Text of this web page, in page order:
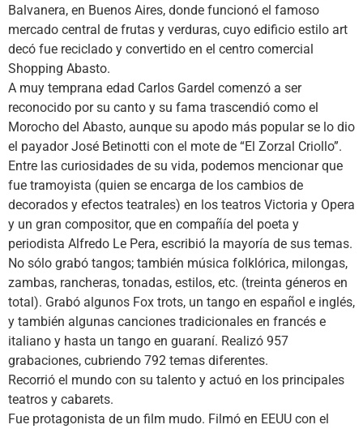
Balvanera, en Buenos Aires, donde funcionó el famoso
mercado central de frutas y verduras, cuyo edificio estilo art
decó fue reciclado y convertido en el centro comercial
Shopping Abasto.
A muy temprana edad Carlos Gardel comenzó a ser
reconocido por su canto y su fama trascendió como el
Morocho del Abasto, aunque su apodo más popular se lo dio
el payador José Betinotti con el mote de “El Zorzal Criollo”.
Entre las curiosidades de su vida, podemos mencionar que
fue tramoyista (quien se encarga de los cambios de
decorados y efectos teatrales) en los teatros Victoria y Opera
y un gran compositor, que en compañía del poeta y
periodista Alfredo Le Pera, escribió la mayoría de sus temas.
No sólo grabó tangos; también música folklórica, milongas,
zambas, rancheras, tonadas, estilos, etc. (treinta géneros en
total). Grabó algunos Fox trots, un tango en español e inglés,
y también algunas canciones tradicionales en francés e
italiano y hasta un tango en guaraní. Realizó 957
grabaciones, cubriendo 792 temas diferentes.
Recorrió el mundo con su talento y actuó en los principales
teatros y cabarets.
Fue protagonista de un film mudo. Filmó en EEUU con el